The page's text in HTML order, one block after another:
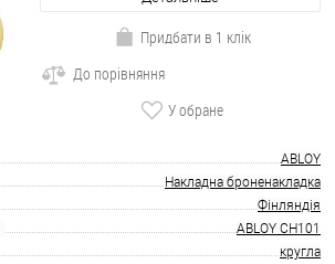
Придбати в 1 клік
До порівняння
У обране
ABLOY
Накладна броненакладка
Фінляндія
ABLOY CH101
кругла